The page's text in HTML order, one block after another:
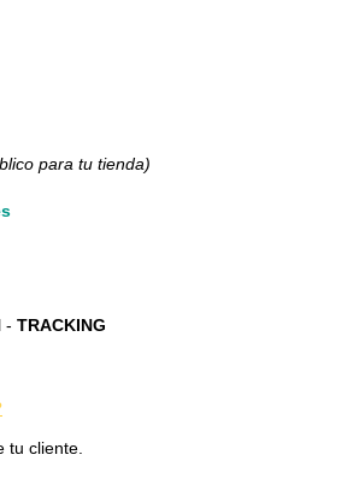
para tu tienda)
- TRACKING
tu cliente.